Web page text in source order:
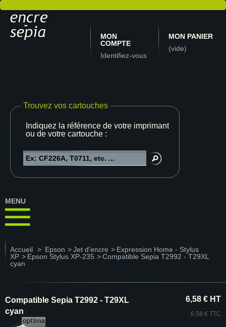
MON
COMPTE
Identifiez-vous
MON PANIER
(vide)
Trouvez vos cartouches
Indiquez la référence de votre imprimante
ou de votre cartouche :
MENU
Accueil > Epson >Jet d'encre > Expression Home - Stylus
XP > Epson Stylus XP-235 >Compatible Sepia T2992 - T29XL
cyan
Compatible Sepia T2992 - T29XL
cyan
6,58 € HT
6,58 € TTC